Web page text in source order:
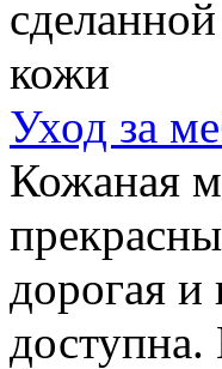
Уход за
Кожаная
дорогая
доступна.